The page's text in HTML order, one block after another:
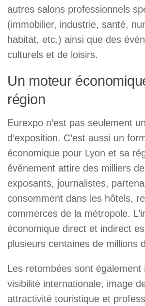
autres salons professionnels
(immobilier, industrie, santé,
habitat, etc.) ainsi que des
culturels et de loisirs.
Un moteur
région
Eurexpo n’est pas seulement
d’exposition. C’est aussi un
économique pour Lyon et sa
événement attire des milliers
exposants, journalistes,
consomment dans les hôtels,
commerces de la métropole.
économique direct et indirect
plusieurs centaines de millions
Les retombées sont également
visibilité internationale, image
attractivité touristique et